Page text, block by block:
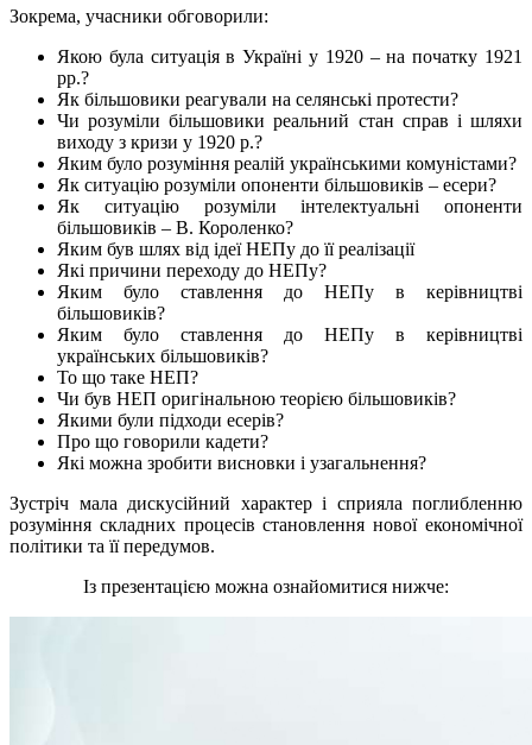
Зокрема, учасники обговорили:
Якою була ситуація в Україні у 1920 – на початку 1921
рр.?
Як більшовики реагували на селянські протести?
Чи розуміли більшовики реальний стан справ і шляхи
виходу з кризи у 1920 р.?
Яким було розуміння реалій українськими комуністами?
Як ситуацію розуміли опоненти більшовиків – есери?
Як ситуацію розуміли інтелектуальні опоненти
більшовиків – В. Короленко?
Яким був шлях від ідеї НЕПу до її реалізації
Які причини переходу до НЕПу?
Яким було ставлення до НЕПу в керівництві
більшовиків?
Яким було ставлення до НЕПу в керівництві
українських більшовиків?
То що таке НЕП?
Чи був НЕП оригінальною теорією більшовиків?
Якими були підходи есерів?
Про що говорили кадети?
Які можна зробити висновки і узагальнення?
Зустріч мала дискусійний характер і сприяла поглибленню
розуміння складних процесів становлення нової економічної
політики та її передумов.
Із презентацією можна ознайомитися нижче: